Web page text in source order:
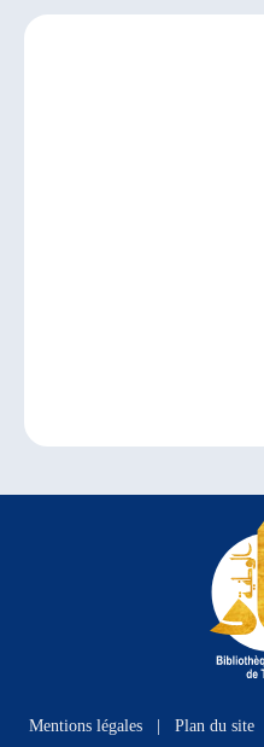
Mentions légales Plan du site